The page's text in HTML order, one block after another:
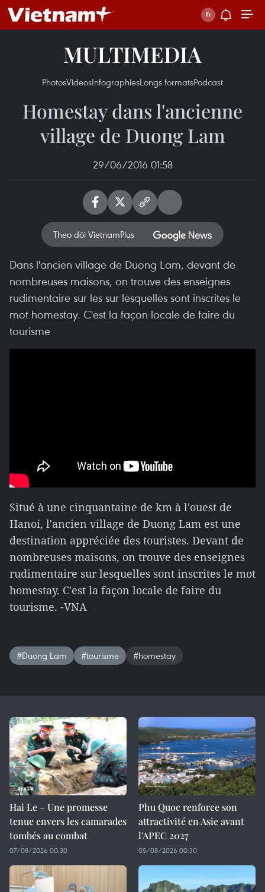
MULTIMEDIA
PhotosVideosInfographiesLongs formatsPodcast
Homestay dans l'ancienne
village de Duong Lam
29/06/2016 01:58
Theo dõi VietnamPlus
Dans l'ancien village de Duong Lam, devant de
nombreuses maisons, on trouve des enseignes
rudimentaire sur les sur lesquelles sont inscrites le
mot homestay. C'est la façon locale de faire du
tourisme
Situé à une cinquantaine de km à l'ouest de
Hanoi, l'ancien village de Duong Lam est une
destination appréciée des touristes. Devant de
nombreuses maisons, on trouve des enseignes
rudimentaire sur lesquelles sont inscrites le mot
homestay. C'est la façon locale de faire du
tourisme. -VNA
#Duong Lam #tourisme #homestay
Hai Le – Une promesse
tenue envers les camarades
tombés au combat
07/08/2026 00:30
Phu Quoc renforce son
attractivité en Asie avant
l'APEC 2027
05/08/2026 00:30